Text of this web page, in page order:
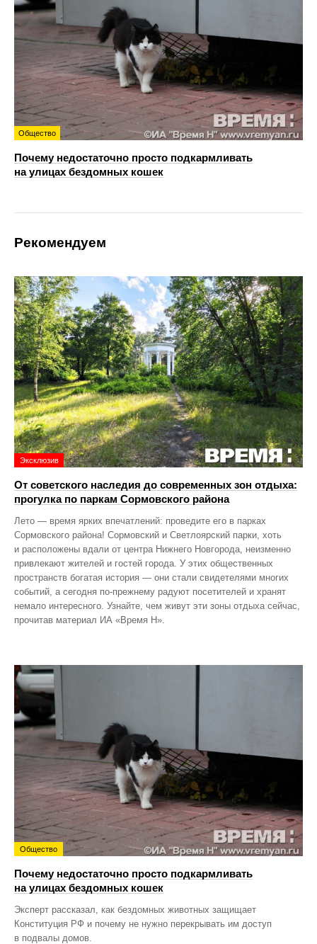
Общество
Почему недостаточно просто подкармливать
на улицах бездомных кошек
Рекомендуем
Эксклюзив
От советского наследия до современных зон отдыха:
прогулка по паркам Сормовского района
Лето — время ярких впечатлений: проведите его в парках
Сормовского района! Сормовский и Светлоярский парки, хоть
и расположены вдали от центра Нижнего Новгорода, неизменно
привлекают жителей и гостей города. У этих общественных
пространств богатая история — они стали свидетелями многих
событий, а сегодня по‑прежнему радуют посетителей и хранят
немало интересного. Узнайте, чем живут эти зоны отдыха сейчас,
прочитав материал ИА «Время Н».
Общество
Почему недостаточно просто подкармливать
на улицах бездомных кошек
Эксперт рассказал, как бездомных животных защищает
Конституция РФ и почему не нужно перекрывать им доступ
в подвалы домов.